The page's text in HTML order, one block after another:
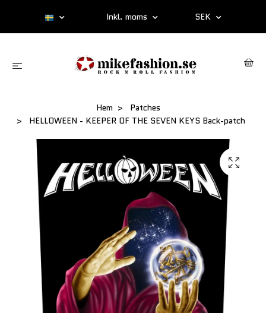
Inkl. moms SEK
Hem
Patches
HELLOWEEN - KEEPER OF THE SEVEN KEYS Back-patch